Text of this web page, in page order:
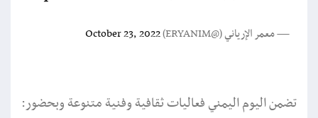
— معمر الإرياني (@ERYANIM) October 23, 2022
تضمن اليوم اليمني فعاليات ثقافية وفنية متنوعة وبحضور: